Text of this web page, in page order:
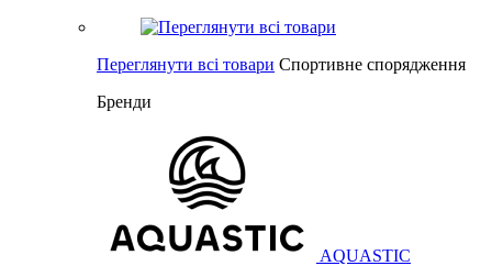
Переглянути всі товари Спортивне спорядження
Бренди
AQUASTIC